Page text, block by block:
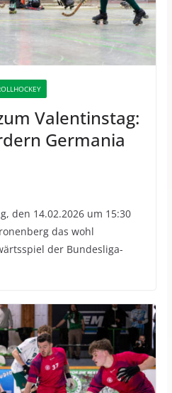
Valentinstag:
Germania
den 14.02.2026 um 15:30
das wohl
der Bundesliga-